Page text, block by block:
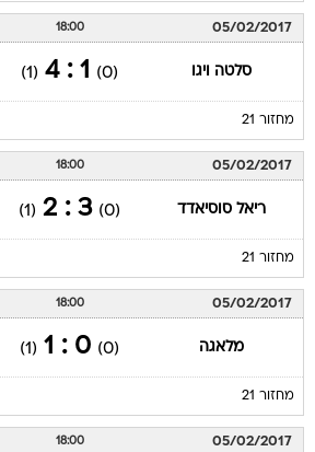
05/02/2017
18:00
סלטה ויגו (0)
1 : 4
(1)
מחזור 21
05/02/2017
18:00
ריאל סוסיאדד (0)
3 : 2
(1)
מחזור 21
05/02/2017
18:00
מלאגה (0)
0 : 1
(1)
מחזור 21
05/02/2017
18:00